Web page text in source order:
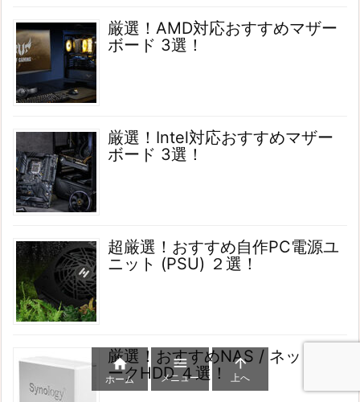
厳選！AMD対応おすすめマザー
ボード 3選！
厳選！Intel対応おすすめマザー
ボード 3選！
超厳選！おすすめ自作PC電源ユ
ニット (PSU) ２選！
厳選！おすすめNAS / ネットワ
ークHDD ４選！

ホーム

メニュー

上へ